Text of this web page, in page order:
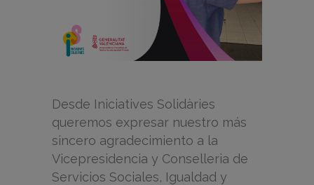
Desde Iniciatives Solidàries
queremos expresar nuestro más
sincero agradecimiento a la
Vicepresidencia y Conselleria de
Servicios Sociales, Igualdad y